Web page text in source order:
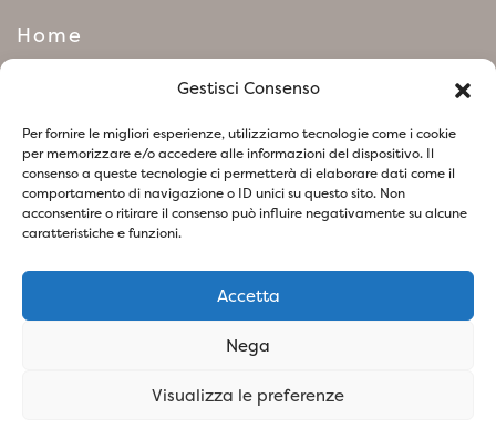
Gestisci Consenso
Per fornire le migliori esperienze, utilizziamo tecnologie come i cookie
per memorizzare e/o accedere alle informazioni del dispositivo. Il
consenso a queste tecnologie ci permetterà di elaborare dati come il
comportamento di navigazione o ID unici su questo sito. Non
acconsentire o ritirare il consenso può influire negativamente su alcune
caratteristiche e funzioni.
Accetta
Nega
Visualizza le preferenze
Home
Manifeste de politique
Suivez-nous sur les réseaux sociaux
STEFANO E FIGLIO S.S - P.IVA01741260473